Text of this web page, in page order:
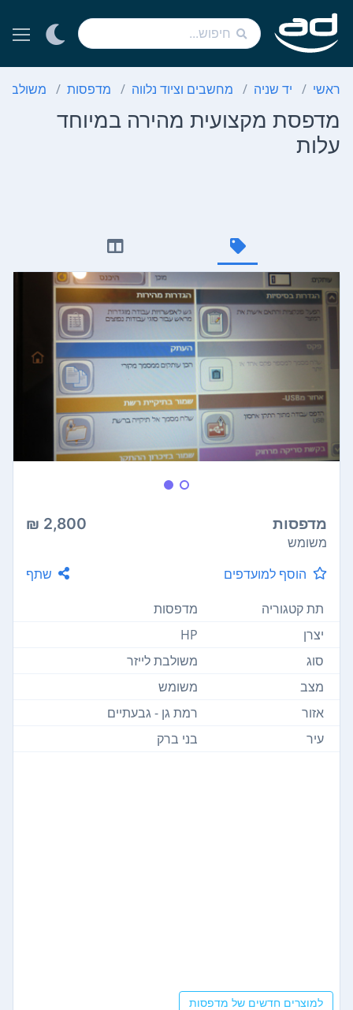
ראשי יד שניה מחשבים וציוד נלווה מדפסות משולבת
מדפסת מקצועית מהירה במיוחד
עלות
מדפסות 2,800 ₪
משומש
הוסף למועדפים
שתף
תת קטגוריה
מדפסות
יצרן
HP
סוג
משולבת לייזר
מצב
משומש
אזור
רמת גן - גבעתיים
עיר
בני ברק
למוצרים חדשים של מדפסות